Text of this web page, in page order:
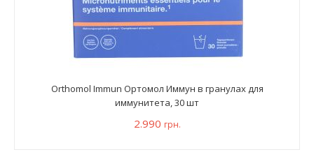
Orthomol Immun Ортомол Иммун в гранулах для
иммунитета, 30 шт
2.990 грн.